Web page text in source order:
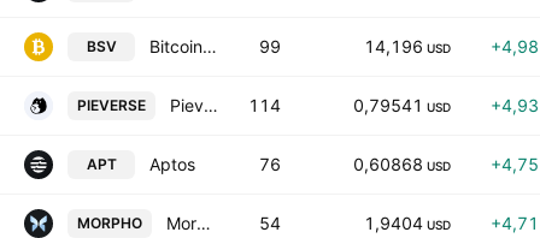
BSV Bitcoin SV 99 14,196 USD
PIEVERSE Pieverse 114 0,79541 USD
APT Aptos 76 0,60868 USD
MORPHO Morpho 54 1,9404 USD